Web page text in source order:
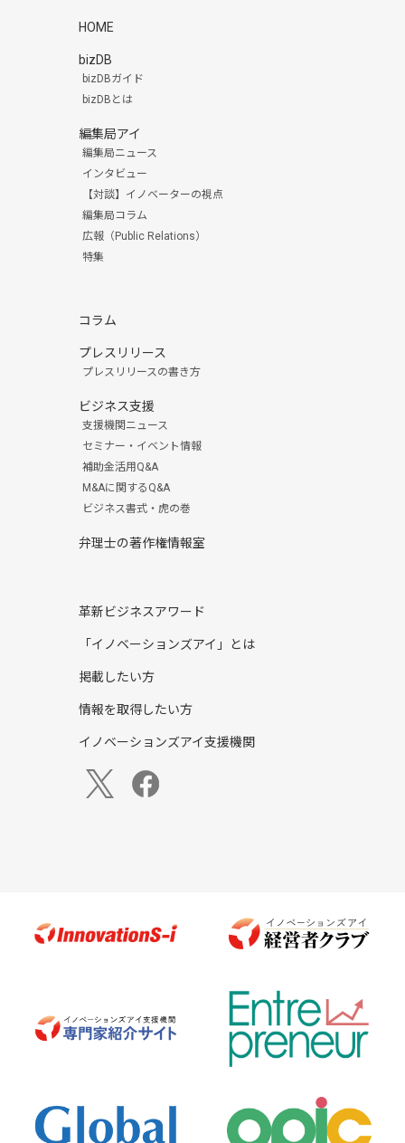
HOME
bizDB
bizDBガイド
bizDBとは
編集局アイ
編集局ニュース
インタビュー
【対談】イノベーターの視点
編集局コラム
広報（Public Relations）
特集
コラム
プレスリリース
プレスリリースの書き方
ビジネス支援
支援機関ニュース
セミナー・イベント情報
補助金活用Q&A
M&Aに関するQ&A
ビジネス書式・虎の巻
弁理士の著作権情報室
革新ビジネスアワード
「イノベーションズアイ」とは
掲載したい方
情報を取得したい方
イノベーションズアイ支援機関